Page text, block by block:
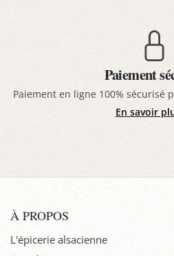
Paiement
Paiement en ligne 100% sécurisé
En savoir
À PROPOS
L'épicerie alsacienne